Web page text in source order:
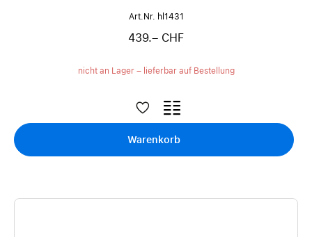
Art.Nr. hl1431
439.– CHF
nicht an Lager – lieferbar auf Bestellung
Warenkorb